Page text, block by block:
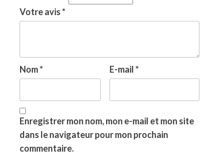
Votre avis*
Nom* E-mail*
Enregistrer mon nom, mon e-mail et mon site
dans le navigateur pour mon prochain
commentaire.